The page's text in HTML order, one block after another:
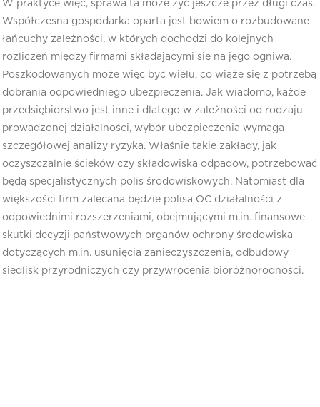
W praktyce więc, sprawa ta może żyć jeszcze przez długi czas.
Współczesna gospodarka oparta jest bowiem o rozbudowane
łańcuchy zależności, w których dochodzi do kolejnych
rozliczeń między firmami składającymi się na jego ogniwa.
Poszkodowanych może więc być wielu, co wiąże się z potrzebą
dobrania odpowiedniego ubezpieczenia. Jak wiadomo, każde
przedsiębiorstwo jest inne i dlatego w zależności od rodzaju
prowadzonej działalności, wybór ubezpieczenia wymaga
szczegółowej analizy ryzyka. Właśnie takie zakłady, jak
oczyszczalnie ścieków czy składowiska odpadów, potrzebować
będą specjalistycznych polis środowiskowych. Natomiast dla
większości firm zalecana będzie polisa OC działalności z
odpowiednimi rozszerzeniami, obejmującymi m.in. finansowe
skutki decyzji państwowych organów ochrony środowiska
dotyczących m.in. usunięcia zanieczyszczenia, odbudowy
siedlisk przyrodniczych czy przywrócenia bioróżnorodności.